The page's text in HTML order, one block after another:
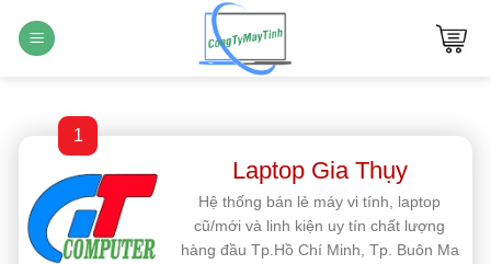
qua
1
Laptop Gia Thụy
Hệ thống bán lẻ máy vi tính, laptop
cũ/mới và linh kiện uy tín chất lượng
hàng đầu Tp.Hồ Chí Minh, Tp. Buôn Ma